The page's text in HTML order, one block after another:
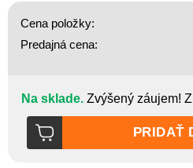
Cena položky:
Predajná cena:
Na sklade.Zvýšený záujem!
PRIDAŤ